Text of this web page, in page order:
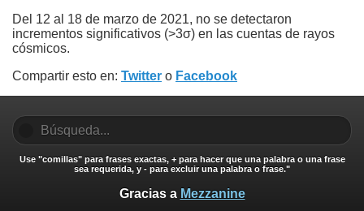
Del 12 al 18 de marzo de 2021, no se detectaron
incrementos significativos (>3σ) en las cuentas de rayos
cósmicos.
Compartir esto en: Twitter o Facebook
Use "comillas" para frases exactas, + para hacer que una palabra o una frase
sea requerida, y - para excluir una palabra o frase."
Gracias a Mezzanine